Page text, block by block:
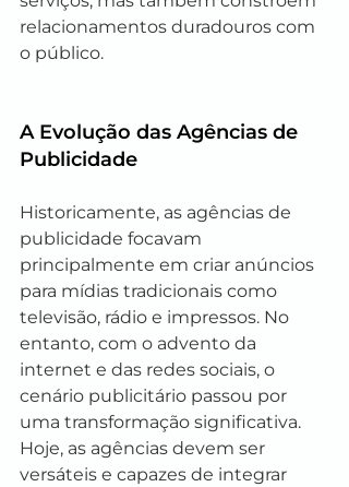
relacionamentos duradouros com
o público.
A Evolução das Agências de
Publicidade
Historicamente, as agências de
publicidade focavam
principalmente em criar anúncios
para mídias tradicionais como
televisão, rádio e impressos. No
entanto, com o advento da
internet e das redes sociais, o
cenário publicitário passou por
uma transformação significativa.
Hoje, as agências devem ser
versáteis e capazes de integrar